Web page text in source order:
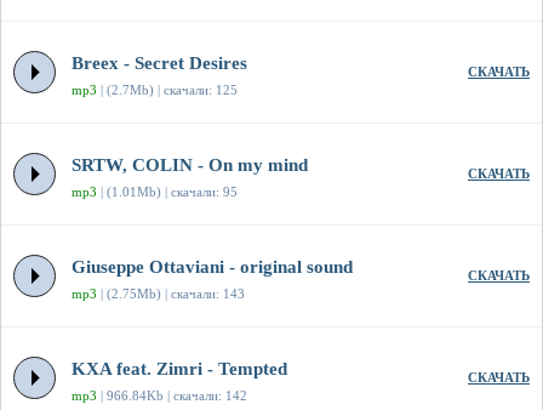
Breex - Secret Desires
mp3 | (2.7Mb) | скачали: 125
СКАЧАТЬ
SRTW, COLIN - On my mind
mp3 | (1.01Mb) | скачали: 95
СКАЧАТЬ
Giuseppe Ottaviani - original sound
mp3 | (2.75Mb) | скачали: 143
СКАЧАТЬ
KXA feat. Zimri - Tempted
mp3 | 966.84Kb | скачали: 142
СКАЧАТЬ